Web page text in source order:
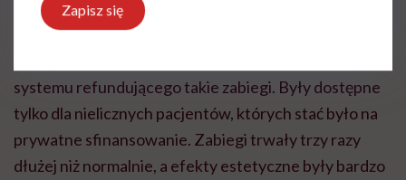
Roboty są bardzo drogie, podobnie jak jednorazowe
systemu refundującego takie zabiegi. Były dostępne
tylko dla nielicznych pacjentów, których stać było na
prywatne sfinansowanie. Zabiegi trwały trzy razy
dłużej niż normalnie, a efekty estetyczne były bardzo
Zapisz się